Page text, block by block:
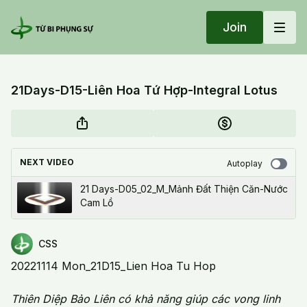
Join
21Days-D15-Liên Hoa Tứ Hợp-Integral Lotus
NEXT VIDEO Autoplay
21 Days-D05_02_M_Mảnh Đất Thiện Căn-Nước
Cam Lồ
CSS
20221114 Mon_21D15_Lien Hoa Tu Hop
Thiên Diệp Bảo Liên có khả năng giúp các vong linh